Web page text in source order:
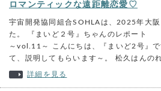
ロマンティックな遠距離恋愛♡
宇宙開発協同組合SOHLAは、2025年大
た。 『まいど２号』ちゃんのレポート
～vol.11～ こんにちは、『まいど2号』
て、説明してもらいます～。 松久はんの
詳細を見る